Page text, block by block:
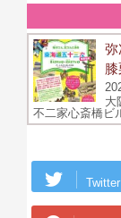
弥
大
不二家心斎橋ビ
Twitter